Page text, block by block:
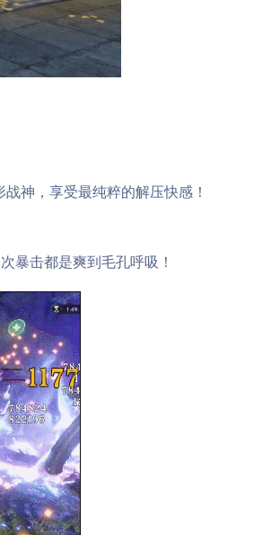
神，享受最纯粹的解压快感！
暴击都是爽到毛孔呼吸！